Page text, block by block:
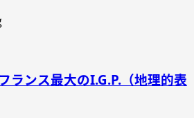
ランス最大のI.G.P.（地理的表